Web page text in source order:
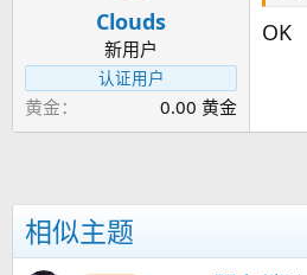
Clouds
新用户
认证用户
黄金 0.00 黄金
OK
相似主题